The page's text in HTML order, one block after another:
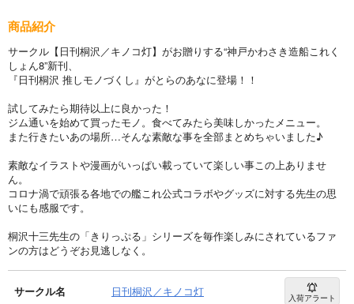
商品紹介
サークル【日刊桐沢／キノコ灯】がお贈りする“神戸かわさき造船これく
しょん8”新刊、
『日刊桐沢 推しモノづくし』がとらのあなに登場！！
試してみたら期待以上に良かった！
ジム通いを始めて買ったモノ。食べてみたら美味しかったメニュー。
また行きたいあの場所…そんな素敵な事を全部まとめちゃいました♪
素敵なイラストや漫画がいっぱい載っていて楽しい事この上ありませ
ん。
コロナ渦で頑張る各地での艦これ公式コラボやグッズに対する先生の思
いにも感服です。
桐沢十三先生の「きりっぷる」シリーズを毎作楽しみにされているファ
ンの方はどうぞお見逃しなく。
サークル名 日刊桐沢／キノコ灯 入荷アラート